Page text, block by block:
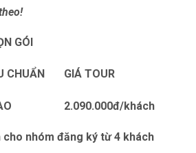
GÓI
CHUẨN
GIÁ TOUR
2.090.000đ/khách
cho nhóm đăng ký từ 4 khách